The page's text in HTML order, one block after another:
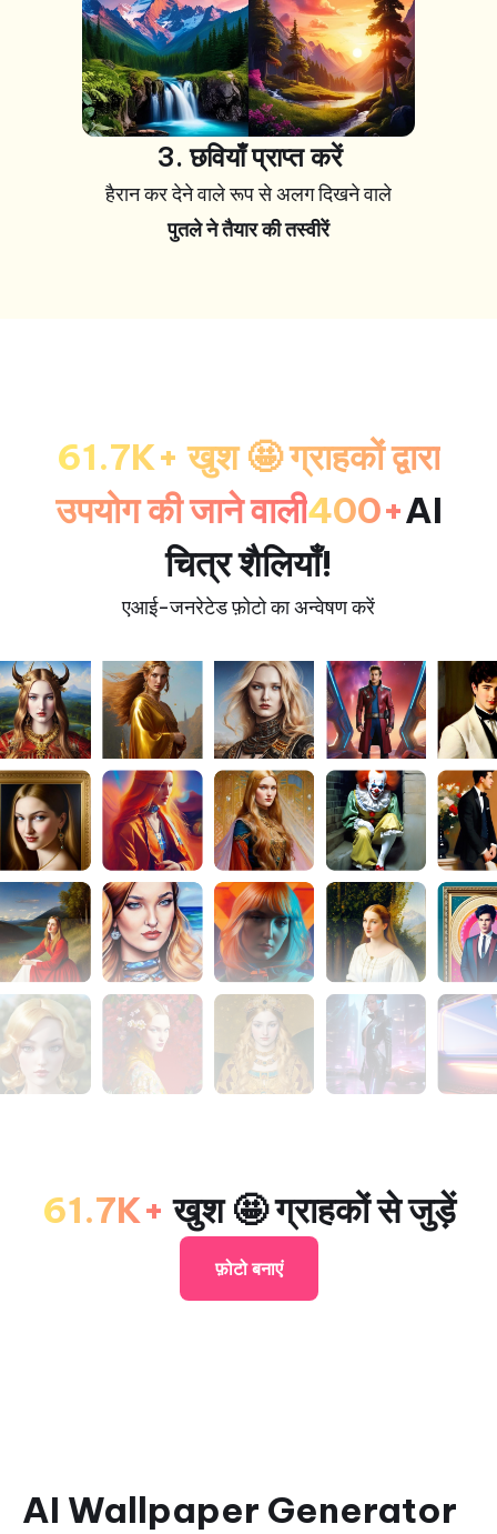
3. छवियाँ प्राप्त करें
हैरान कर देने वाले रूप से अलग दिखने वाले
पुतले ने तैयार की तस्वीरें
61.7K+ खुश 🤩 ग्राहकों द्वारा
उपयोग की जाने वाली400+AI
चित्र शैलियाँ!
एआई-जनरेटेड फ़ोटो का अन्वेषण करें
61.7K+ खुश 🤩 ग्राहकों से जुड़ें
फ़ोटो बनाएं
AI Wallpaper Generator